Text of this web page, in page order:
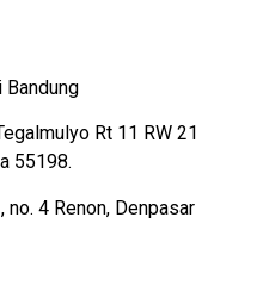
Bandung
Rt 11 RW 21
55198.
no. 4 Renon, Denpasar